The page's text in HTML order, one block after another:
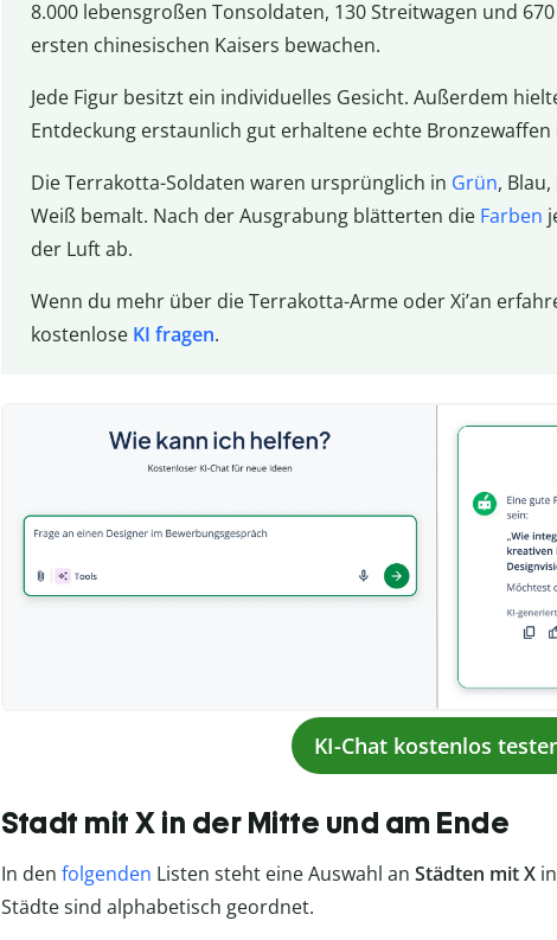
8.000 lebensgroßen Tonsoldaten, 130 Streitwagen und
ersten chinesischen Kaisers bewachen.
Jede Figur besitzt ein individuelles Gesicht. Außerdem
Entdeckung erstaunlich gut erhaltene echte Bronzewaffen
Die Terrakotta-Soldaten waren ursprünglich in Grün,
Weiß bemalt. Nach der Ausgrabung blätterten die Farben
der Luft ab.
Wenn du mehr über die Terrakotta-Arme oder Xi’an
kostenlose KI fragen.
KI-Chat kostenlos
Stadt mit X in der Mitte und am Ende
In den folgenden Listen steht eine Auswahl an Städten mit X
Städte sind alphabetisch geordnet.